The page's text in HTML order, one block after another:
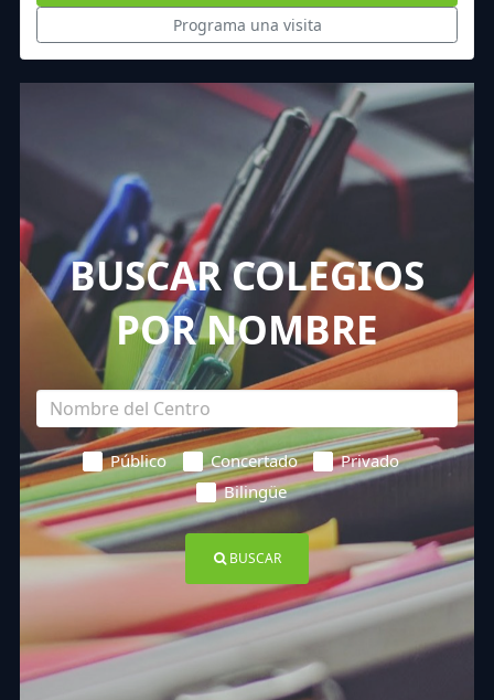
Programa una visita
BUSCAR COLEGIOS
POR NOMBRE
Público Concertado
Privado
Bilingüe
BUSCAR